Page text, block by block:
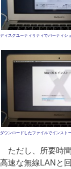
ディスクユーティリティでパーティシ
ダウンロードしたファイルでインスト
ただし、所要時
高速な無線LANと